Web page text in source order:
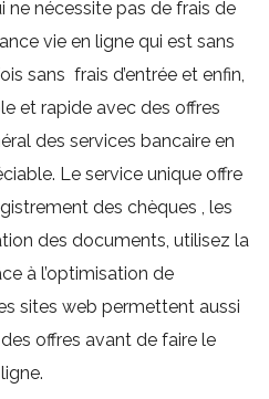
ne nécessite pas de frais de
vie en ligne qui est sans
sans frais d’entrée et enfin,
et rapide avec des offres
des services bancaire en
Le service unique offre
des chèques , les
des documents, utilisez la
à l’optimisation de
sites web permettent aussi
offres avant de faire le